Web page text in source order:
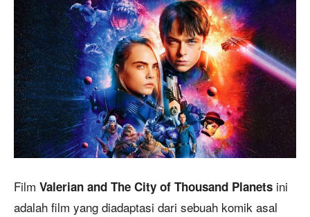
Film Valerian and The City of Thousand Planets ini
adalah film yang diadaptasi dari sebuah komik asal